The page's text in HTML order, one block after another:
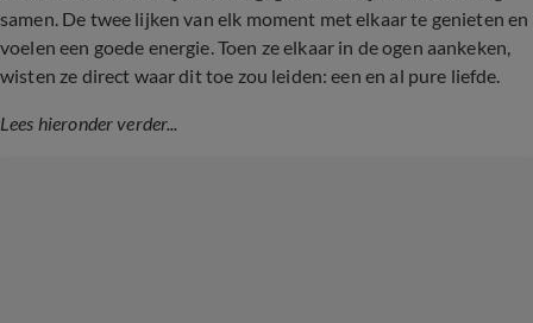
samen. De twee lijken van elk moment met elkaar te genieten en
voelen een goede energie. Toen ze elkaar in de ogen aankeken,
wisten ze direct waar dit toe zou leiden: een en al pure liefde.
Lees hieronder verder...